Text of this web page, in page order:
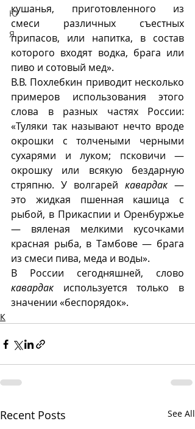
Ю
Я
кушанья, приготовленного из
смеси различных съестных
припасов, или напитка, в состав
которого входят водка, брага или
пиво и сотовый мед».
В.В. Похлебкин приводит несколько
примеров использования этого
слова в разных частях России:
«Туляки так называют нечто вроде
окрошки с толчеными черными
сухарями и луком; псковичи —
окрошку или всякую бездарную
стряпню. У волгарей кавардак —
это жидкая пшенная кашица с
рыбой, в Прикаспии и Оренбуржье
— вяленая мелкими кусочками
красная рыба, в Тамбове — брага
из смеси пива, меда и воды».
кавардак используется только в
значении «беспорядок».
К
Recent Posts See All